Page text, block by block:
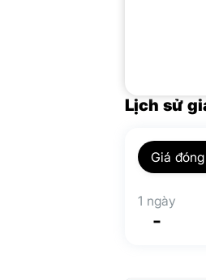
Lịch sử
Giá
1 ngày
-